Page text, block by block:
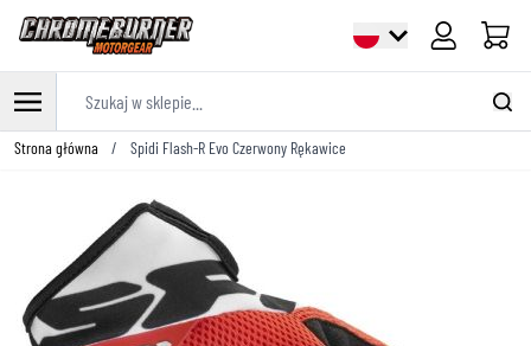
Cart
Przejdź do treści
Strona główna / Spidi Flash-R Evo Czerwony Rękawice